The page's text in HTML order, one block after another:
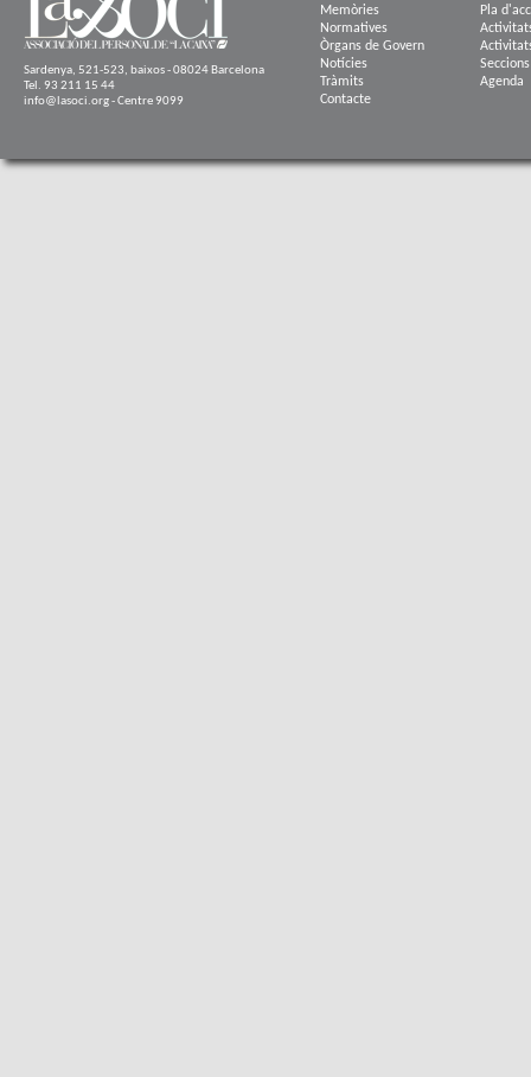
Sardenya, 521-523, baixos - 08024 Barcelona
Tel. 93 211 15 44
info@lasoci.org - Centre 9099
Memòries
Normatives
Òrgans de Govern
Notícies
Tràmits
Contacte
Pla
Seccions
Agenda